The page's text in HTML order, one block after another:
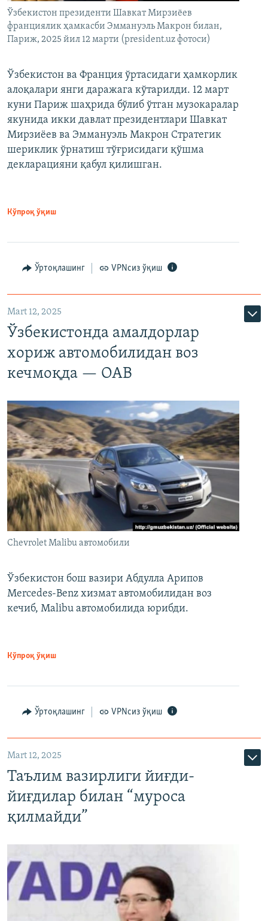
Ўзбекистон президенти Шавкат Мирзиёев
франциялик ҳамкасби Эммануэль Макрон билан,
Париж, 2025 йил 12 марти (president.uz фотоси)
Ўзбекистон ва Франция ўртасидаги ҳамкорлик
алоқалари янги даражага кўтарилди. 12 март
куни Париж шаҳрида бўлиб ўтган музокаралар
якунида икки давлат президентлари Шавкат
Мирзиёев ва Эммануэль Макрон Стратегик
шериклик ўрнатиш тўғрисидаги қўшма
декларацияни қабул қилишган.
Кўпроқ ўқиш
Ўртоқлашинг VPNсиз ўқиш
Mart 12, 2025
Ўзбекистонда амалдорлар
хориж автомобилидан воз
кечмоқда — ОАВ
Chevrolet Malibu автомобили
Ўзбекистон бош вазири Абдулла Арипов
Mercedes-Benz хизмат автомобилидан воз
кечиб, Malibu автомобилида юрибди.
Кўпроқ ўқиш
Ўртоқлашинг VPNсиз ўқиш
Mart 12, 2025
Таълим вазирлиги йиғди-
йиғдилар билан “муроса
қилмайди”